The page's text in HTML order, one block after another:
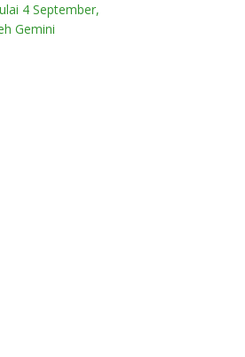
4 September,
Gemini